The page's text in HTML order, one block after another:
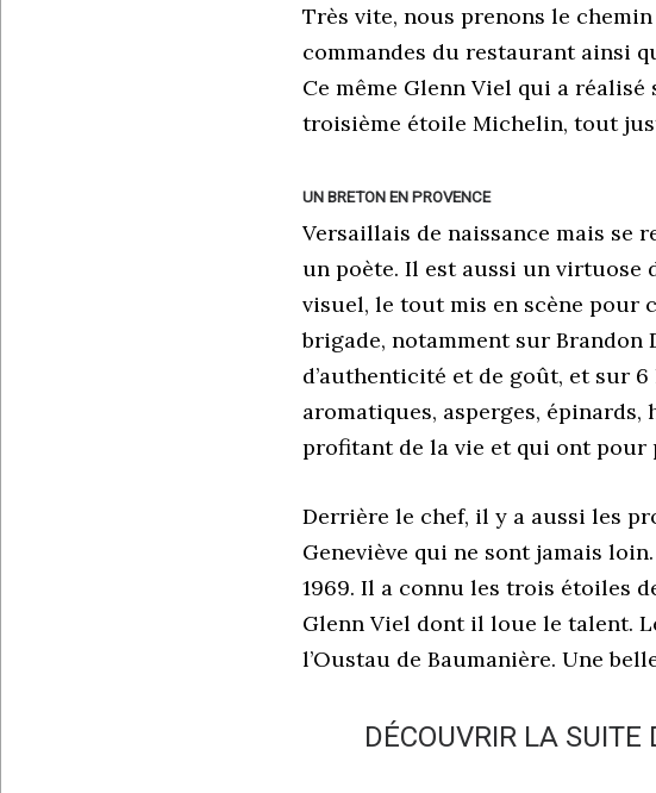
Très vite, nous prenons le
commandes du restaurant ainsi
Ce même Glenn Viel qui a
troisième étoile Michelin, tout
UN BRETON EN PROVENCE
Versaillais de naissance mais se
un poète. Il est aussi un virtuose
visuel, le tout mis en scène pour
brigade, notamment sur Brandon
d’authenticité et de goût, et sur
aromatiques, asperges,
profitant de la vie et qui ont pour
Derrière le chef, il y a aussi les
Geneviève qui ne sont jamais
1969. Il a connu les trois étoiles
Glenn Viel dont il loue le talent.
l’Oustau de Baumanière. Une
DÉCOUVRIR LA